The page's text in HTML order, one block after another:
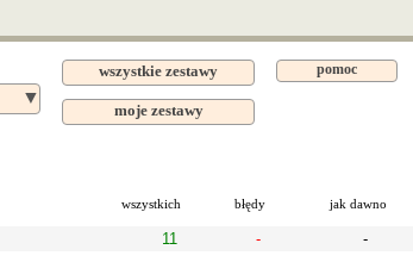
▼
wszystkie zestawy
moje zestawy
pomoc
wszystkich błędy jak dawno
11 - -